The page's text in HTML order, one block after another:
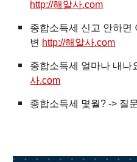
http://해알사.com
종합소득세 신고 안하면
변 http://해알사.com
종합소득세 얼마나 내나
사.com
종합소득세 몇월? -> 질